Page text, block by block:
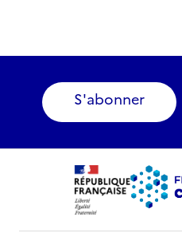
S'abonner